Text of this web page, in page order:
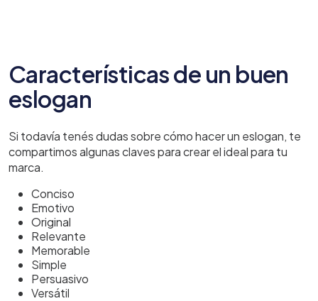
Características de un buen
eslogan
Si todavía tenés dudas sobre cómo hacer un eslogan, te
compartimos algunas claves para crear el ideal para tu
marca.
Conciso
Emotivo
Original
Relevante
Memorable
Simple
Persuasivo
Versátil